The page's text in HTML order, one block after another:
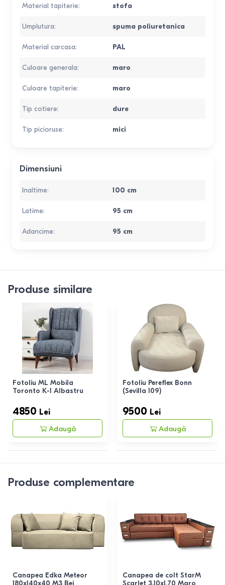
Material tapiterie: stofa
Umplutura: spuma poliuretanica
Material carcasa: PAL
Culoare generala: maro
Culoare tapiterie: maro
Tip cotiere: dure
Tip picioruse: mici
Dimensiuni
Inaltime: 100 cm
Latime: 95 cm
Adancime: 95 cm
Produse similare
Fotoliu ML Mobila
Toronto K-1 Albastru
4850 Lei
Adaugă
Fotoliu Pereflex Bonn
(Sevilla 109)
9500 Lei
Adaugă
Produse complementare
Canapea Edka Meteor
Canapea de colt StarM